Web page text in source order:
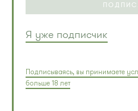
Я уже подписчик
Подписываясь, вы принимаете
больше 18 лет